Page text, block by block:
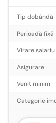
Tip dobândă
Perioadă fixă
Virare salariu
Asigurare
Venit minim
Categorie